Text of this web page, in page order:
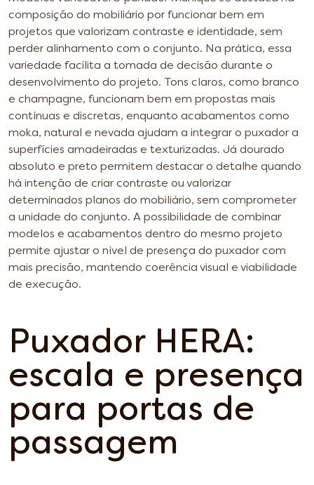
composição do mobiliário por funcionar bem em
projetos que valorizam contraste e identidade, sem
perder alinhamento com o conjunto. Na prática, essa
variedade facilita a tomada de decisão durante o
desenvolvimento do projeto. Tons claros, como branco
e champagne, funcionam bem em propostas mais
contínuas e discretas, enquanto acabamentos como
moka, natural e nevada ajudam a integrar o puxador a
superfícies amadeiradas e texturizadas. Já dourado
absoluto e preto permitem destacar o detalhe quando
há intenção de criar contraste ou valorizar
determinados planos do mobiliário, sem comprometer
a unidade do conjunto. A possibilidade de combinar
modelos e acabamentos dentro do mesmo projeto
permite ajustar o nível de presença do puxador com
mais precisão, mantendo coerência visual e viabilidade
de execução.
Puxador HERA:
escala e presença
para portas de
passagem